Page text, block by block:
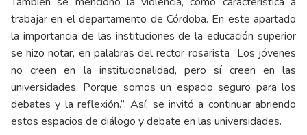
trabajar en el departamento de Córdoba. En este apartado
la importancia de las instituciones de la educación superior
se hizo notar, en palabras del rector rosarista “Los jóvenes
no creen en la institucionalidad, pero sí creen en las
universidades. Porque somos un espacio seguro para los
debates y la reflexión.”. Así, se invitó a continuar abriendo
estos espacios de diálogo y debate en las universidades.